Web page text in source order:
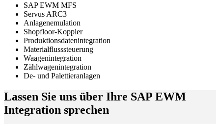
SAP EWM MFS
Servus ARC3
Anlagenemulation
Shopfloor-Koppler
Produktionsdatenintegration
Materialflusssteuerung
Waagenintegration
Zählwagenintegration
De- und Palettieranlagen
Lassen Sie uns über Ihre SAP EWM
Integration sprechen